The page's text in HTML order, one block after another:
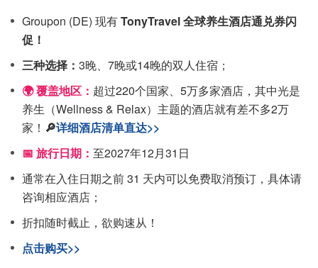
Groupon (DE) 现有TonyTravel 全球养生酒店通兑券闪
促！
三种选择： 3晚、7晚或14晚的双人住宿；
🌍 覆盖地区： 超过220个国家、5万多家酒店，其中光是
养生（Wellness & Relax）主题的酒店就有差不多2万
家！ 🔎详细酒店清单直达>>
📅 旅行日期： 至2027年12月31日
通常在入住日期之前 31 天内可以免费取消预订，具体请
咨询相应酒店；
折扣随时截止，欲购速从！
点击购买>>